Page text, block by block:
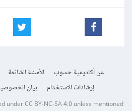
عن أكاديمية حسوب الأسئلة الشائعة
إرشادات الاستخدام
بيان
underCC BY-NC-SA 4.0unless mentioned